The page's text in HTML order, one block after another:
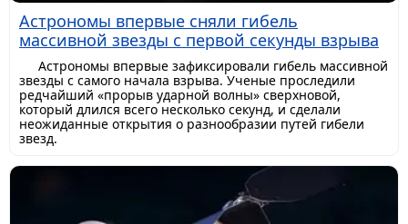
Астрономы впервые сняли гибель
массивной звезды с первой секунды взрыва
Астрономы впервые зафиксировали гибель массивной
звезды с самого начала взрыва. Ученые проследили
редчайший «прорыв ударной волны» сверхновой,
который длился всего несколько секунд, и сделали
неожиданные открытия о разнообразии путей гибели
звезд.